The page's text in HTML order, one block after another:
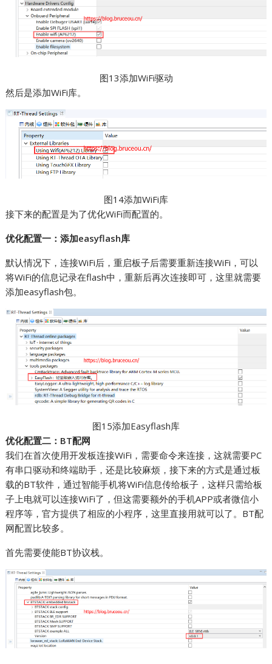
图13添加WiFi驱动
然后是添加WiFi库。
图14添加WiFi库
接下来的配置是为了优化WiFi而配置的。
优化配置一：添加easyflash库
默认情况下，连接WiFi后，重启板子后需要重新连接WiFi，可以
将WiFi的信息记录在flash中，重新后再次连接即可，这里就需要
添加easyflash包。
图15添加Easyflash库
优化配置二：BT配网
我们在首次使用开发板连接WiFi，需要命令来连接，这就需要PC
有串口驱动和终端助手，还是比较麻烦，接下来的方式是通过板
载的BT软件，通过智能手机将WiFi信息传给板子，这样只需给板
子上电就可以连接WiFi了，但这需要额外的手机APP或者微信小
程序等，官方提供了相应的小程序，这里直接用就可以了。BT配
网配置比较多。
首先需要使能BT协议栈。